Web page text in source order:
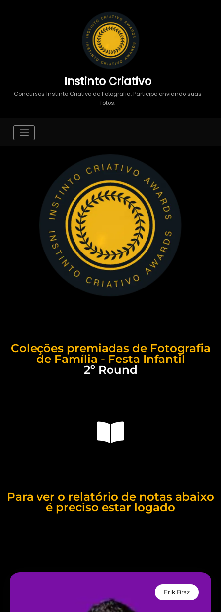
Instinto Criativo
Concursos Instinto Criativo de Fotografia. Participe enviando suas
fotos.
Coleções premiadas de Fotografia
de Família - Festa Infantil
2º Round
Para ver o relatório de notas abaixo
é preciso estar logado
Erik Braz